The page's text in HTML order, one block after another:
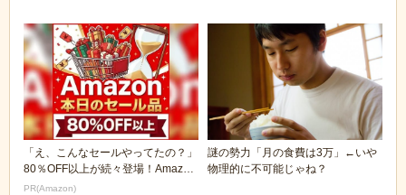
「え、こんなセールやってたの？」
80％OFF以上が続々登場！Amazon
の本気が...
PR(Amazon)
謎の勢力「月の食費は3万」←いや
物理的に不可能じゃね？